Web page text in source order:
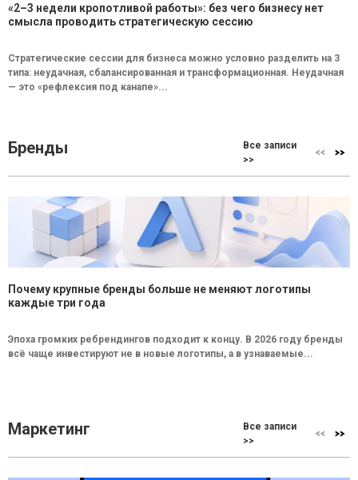
«2–3 недели кропотливой работы»: без чего бизнесу нет
смысла проводить стратегическую сессию
Стратегические сессии для бизнеса можно условно разделить на 3
типа: неудачная, сбалансированная и трансформационная. Неудачная
— это «рефлексия под канапе»...
Бренды
Все записи
>>
Почему крупные бренды больше не меняют логотипы
каждые три года
Эпоха громких ребрендингов подходит к концу. В 2026 году бренды
всё чаще инвестируют не в новые логотипы, а в узнаваемые...
Маркетинг
Все записи
>>